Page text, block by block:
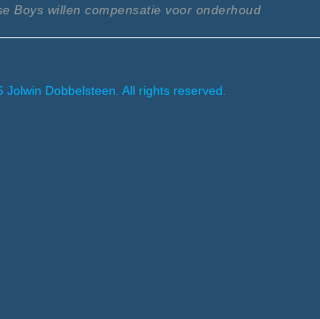
Boys willen compensatie voor onderhoud
Jolwin Dobbelsteen. All rights reserved.